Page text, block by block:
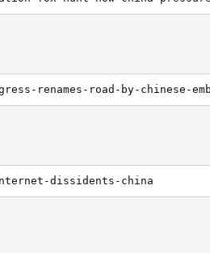
dissidents-china